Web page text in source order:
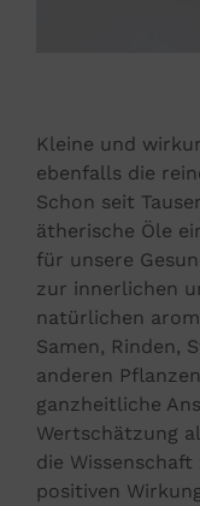
Kleine und
ebenfalls die
Schon seit
ätherische Öle
für unsere
zur innerlichen
natürlichen
Samen, Rinden,
anderen
ganzheitliche
Wertschätzung
die
positiven